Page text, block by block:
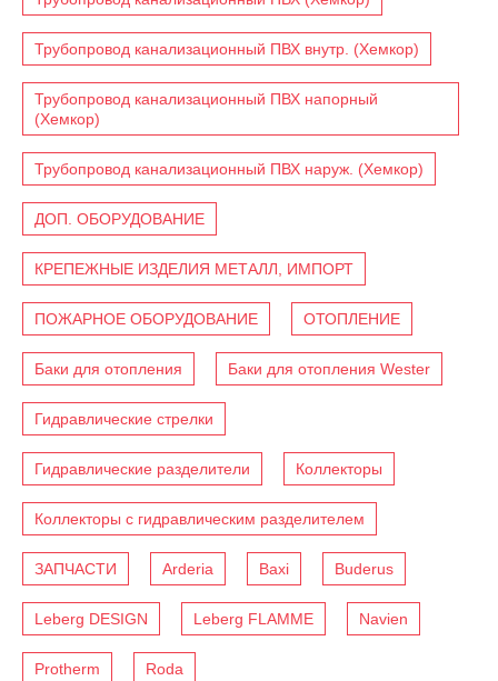
Трубопровод канализационный ПВХ внутр. (Хемкор)
Трубопровод канализационный ПВХ напорный
(Хемкор)
Трубопровод канализационный ПВХ наруж. (Хемкор)
ДОП. ОБОРУДОВАНИЕ
КРЕПЕЖНЫЕ ИЗДЕЛИЯ МЕТАЛЛ, ИМПОРТ
ПОЖАРНОЕ ОБОРУДОВАНИЕ ОТОПЛЕНИЕ
Баки для отопления Баки для отопления Wester
Гидравлические стрелки
Гидравлические разделители Коллекторы
Коллекторы с гидравлическим разделителем
ЗАПЧАСТИ Arderia Baxi Buderus
Leberg DESIGN Leberg FLAMME Navien
Protherm Roda